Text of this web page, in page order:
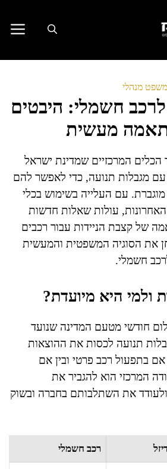
מנהלי
לרכב חשמלי: היבטים
מעשית
הכלים המרכזיים שמדינת ישראל
מגבלות תנועה, כדי לאפשר להם
עם העלייה בשימוש בכלי
עולות שאלות חדשות
של קצבת הניידות עבור רכבים
את הסוגיה המשפטית והמעשית
חשמלי.
ולמי היא מיועדת?
חודשי מטעם המדינה שנועד
תנועה לכסות את ההוצאות
אם בתפעול רכב פרטי ובין אם
המרכזי הוא להגביר את
את השתלבותם בחברה ובשוק
רכב חשמלי